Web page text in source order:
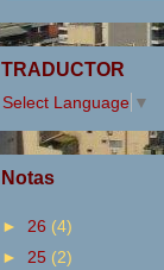
TRADUCTOR
Select Language ▼
Notas
► 26 (4)
► 25 (2)